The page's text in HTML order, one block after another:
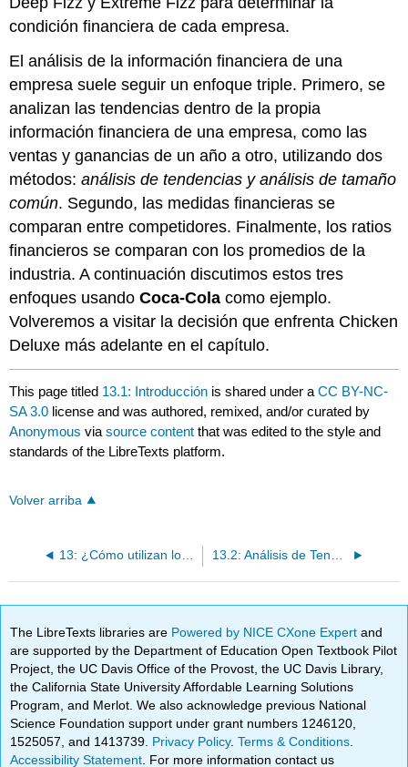
condición financiera de cada empresa.
El análisis de la información financiera de una
empresa suele seguir un enfoque triple. Primero, se
analizan las tendencias dentro de la propia
información financiera de una empresa, como las
ventas y ganancias de un año a otro, utilizando dos
métodos:análisis de tendencias y análisis de tamaño
común. Segundo, las medidas financieras se
comparan entre competidores. Finalmente, los ratios
financieros se comparan con los promedios de la
industria. A continuación discutimos estos tres
enfoques usandoCoca-Cola como ejemplo.
Volveremos a visitar la decisión que enfrenta Chicken
Deluxe más adelante en el capítulo.
This page titled 13.1: Introducción is shared under aCC BY-NC-
SA 3.0 license and was authored, remixed, and/or curated by
Anonymous viasource content that was edited to the style and
standards of the LibreTexts platform.
Volver arriba
13: ¿Cómo utilizan los gerentes las medidas de desempeño financiero y no financiero? 13.2: Análisis de Tendencia de los Estados Financieros
The LibreTexts libraries are Powered by NICE CXone Expertand
are supported by the Department of Education Open Textbook Pilot
Project, the UC Davis Office of the Provost, the UC Davis Library,
the California State University Affordable Learning Solutions
Program, and Merlot. We also acknowledge previous National
Science Foundation support under grant numbers 1246120,
1525057, and 1413739. Privacy Policy.Terms & Conditions
Accessibility Statement . For more information contact us